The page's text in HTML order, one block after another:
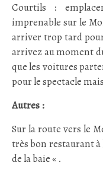
Courtils :
imprenable sur le
arriver trop tard
arrivez au moment
que les voitures
pour le spectacle
Autres :
Sur la route vers le
très bon restaurant à
de la baie « .